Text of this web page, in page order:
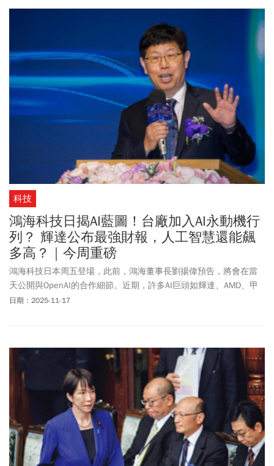
法案的國防預算總額超過9000億美元（約新台幣28.3兆元），其中
包含提供10億美元(315億元）支持「台灣安全合作倡議」，台美建
立無人系統聯合計畫，助台抗中侵擾，進一步強化美台合作。國防
授權法案設立針對中國投資的新監管機制，涉及敏感技術的美國企
業與個人，都須向財政部申報；法案也納入「生物安全法案」，禁
止部分中國生技公司取得聯邦資金。
科技
鴻海科技日揭AI藍圖！台廠加入AI永動機行
列？ 輝達公布最強財報，人工智慧還能飆
多高？｜今周重磅
鴻海科技日本周五登場，此前，鴻海董事長劉揚偉預告，將會在當
天公開與OpenAI的合作細節。近期，許多AI巨頭如輝達、AMD、甲
骨文，都紛紛以現金投資或提供股權的方式，與OpenAI換取長期合
報」，驚艷投資人？ 1、鴻海科技日揭AI藍圖，如何攜手OpenAI？
2、輝達公布最強財報，Blackwell晶片全面放量 3、我國外銷訂單拚
連9紅
日期：2025-11-17